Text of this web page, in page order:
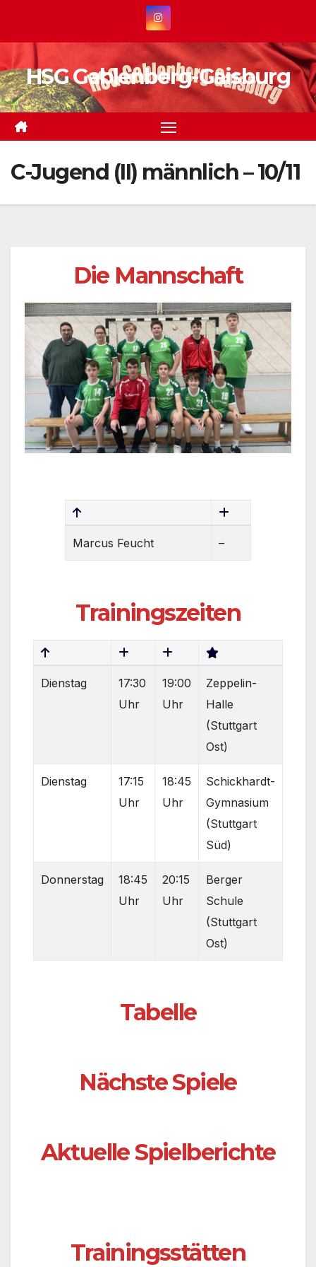
springen
HSG Gablenberg-Gaisburg
C-Jugend (II) männlich – 10/11
Die Mannschaft
Marcus Feucht –
Trainingszeiten
Dienstag
17:30
Uhr
19:00
Uhr
Zeppelin-
Halle
(Stuttgart
Ost)
Dienstag
17:15
Uhr
18:45
Uhr
Schickhardt-
Gymnasium
(Stuttgart
Süd)
Donnerstag
18:45
Uhr
20:15
Uhr
Berger
Schule
(Stuttgart
Ost)
Tabelle
Nächste Spiele
Aktuelle Spielberichte
Trainingsstätten